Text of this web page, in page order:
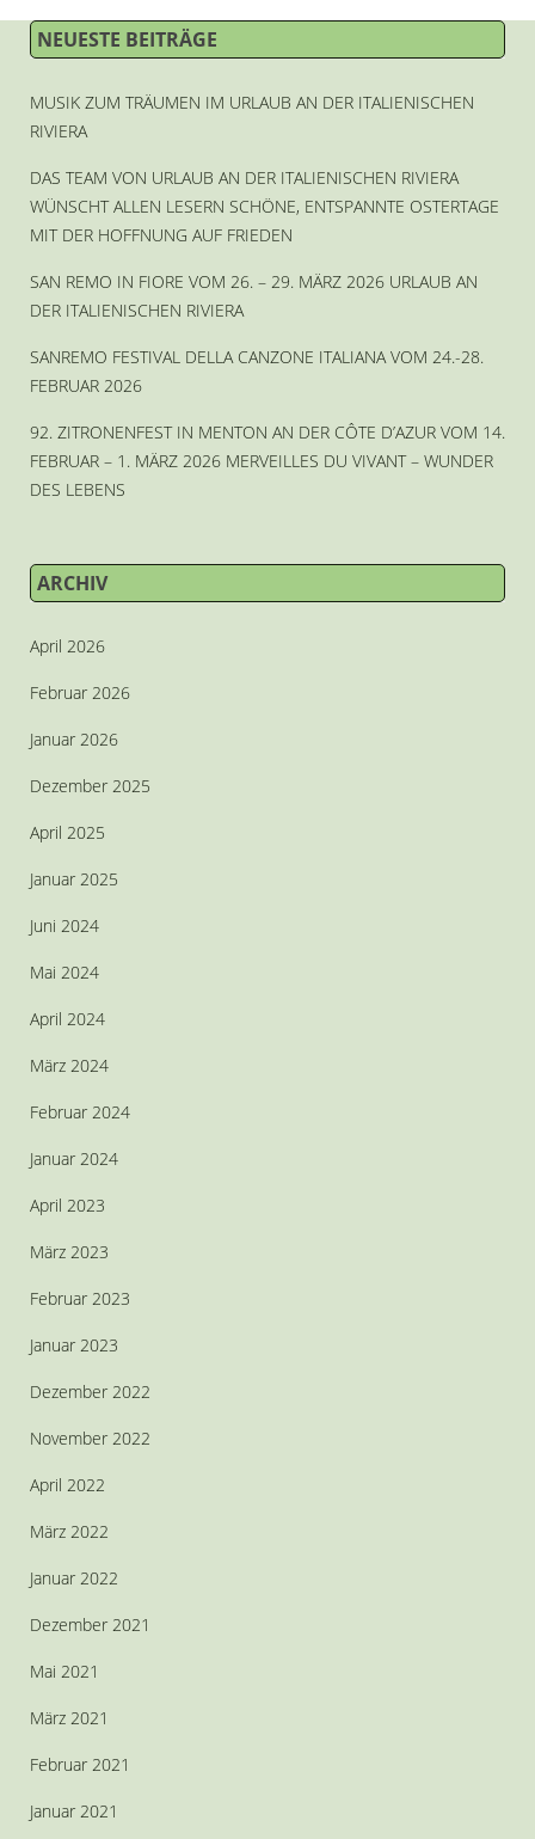
NEUESTE BEITRÄGE
MUSIK ZUM TRÄUMEN IM URLAUB AN DER ITALIENISCHEN
RIVIERA
DAS TEAM VON URLAUB AN DER ITALIENISCHEN RIVIERA
WÜNSCHT ALLEN LESERN SCHÖNE, ENTSPANNTE OSTERTAGE
MIT DER HOFFNUNG AUF FRIEDEN
SAN REMO IN FIORE VOM 26. – 29. MÄRZ 2026 URLAUB AN
DER ITALIENISCHEN RIVIERA
SANREMO FESTIVAL DELLA CANZONE ITALIANA VOM 24.-28.
FEBRUAR 2026
92. ZITRONENFEST IN MENTON AN DER CÔTE D’AZUR VOM 14.
FEBRUAR – 1. MÄRZ 2026 MERVEILLES DU VIVANT – WUNDER
DES LEBENS
ARCHIV
April 2026
Februar 2026
Januar 2026
Dezember 2025
April 2025
Januar 2025
Juni 2024
Mai 2024
April 2024
März 2024
Februar 2024
Januar 2024
April 2023
März 2023
Februar 2023
Januar 2023
Dezember 2022
November 2022
April 2022
März 2022
Januar 2022
Dezember 2021
Mai 2021
März 2021
Februar 2021
Januar 2021